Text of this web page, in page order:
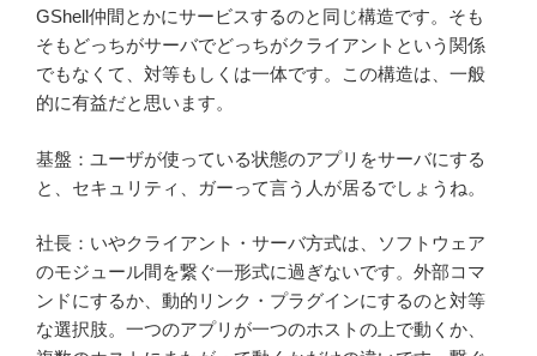
GShell仲間とかにサービスするのと同じ構造です。そも
そもどっちがサーバでどっちがクライアントという関係
でもなくて、対等もしくは一体です。この構造は、一般
的に有益だと思います。
基盤：ユーザが使っている状態のアプリをサーバにする
と、セキュリティ、ガーって言う人が居るでしょうね。
社長：いやクライアント・サーバ方式は、ソフトウェア
のモジュール間を繋ぐ一形式に過ぎないです。外部コマ
ンドにするか、動的リンク・プラグインにするのと対等
な選択肢。一つのアプリが一つのホストの上で動くか、